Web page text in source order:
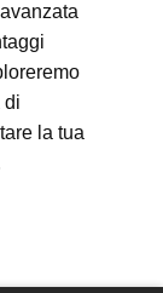
di
la tua